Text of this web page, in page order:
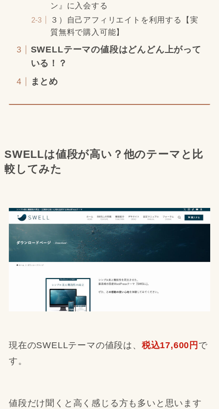
ン』に入会する
３）自己アフィリエイトを利用する【実
質無料で購入可能】
SWELLテーマの値段はどんどん上がって
いる！？
まとめ
SWELLは値段が高い？他のテーマと比
較してみた
現在のSWELLテーマの値段は、 税込17,600円 で
す。
値段だけ聞くと高く感じる方も多いと思います